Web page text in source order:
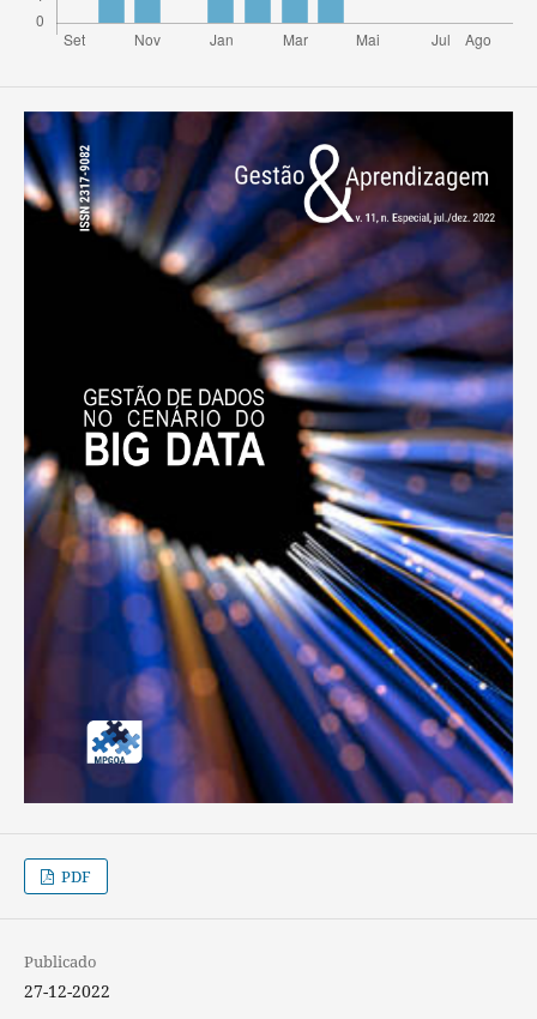
PDF
Publicado
27-12-2022